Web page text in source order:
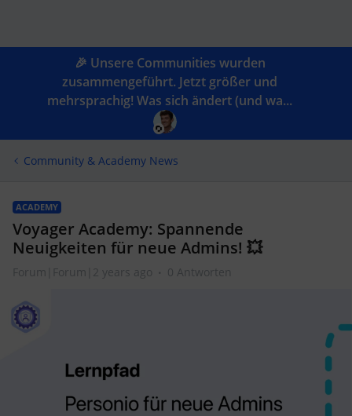
🎉 Unsere Communities wurden
zusammengeführt. Jetzt größer und
mehrsprachig! Was sich ändert (und wa...
Community & Academy News
ACADEMY
Voyager Academy: Spannende
Neuigkeiten für neue Admins! 💥
Forum|Forum|2 years ago 0 Antworten